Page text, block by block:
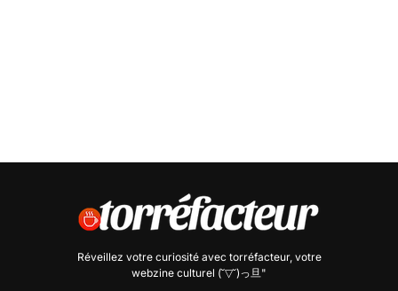
Réveillez votre curiosité avec torréfacteur, votre
webzine culturel (˘▽˘)っ旦"